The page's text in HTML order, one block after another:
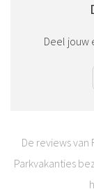
Deel jouw
De reviews
Parkvakanties